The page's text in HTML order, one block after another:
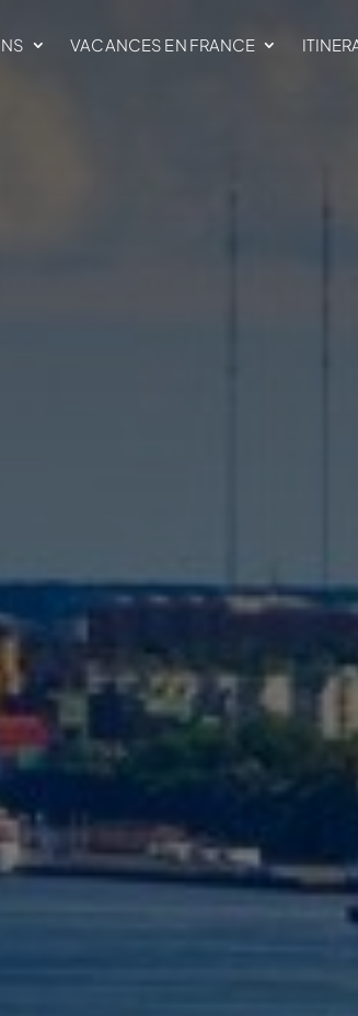
VACANCES EN FRANCE